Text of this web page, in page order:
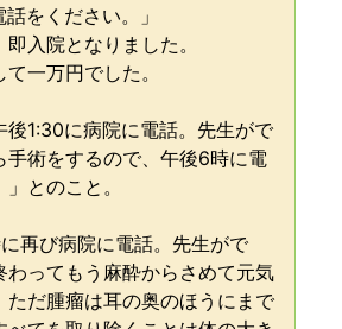
をください。」
入院となりました。
一万円でした。
後1:30に病院に電話。先生がで
手術をするので、午後6時に電
とのこと。
再び病院に電話。先生がで
わってもう麻酔からさめて元気
ただ腫瘤は耳の奥のほうにまで